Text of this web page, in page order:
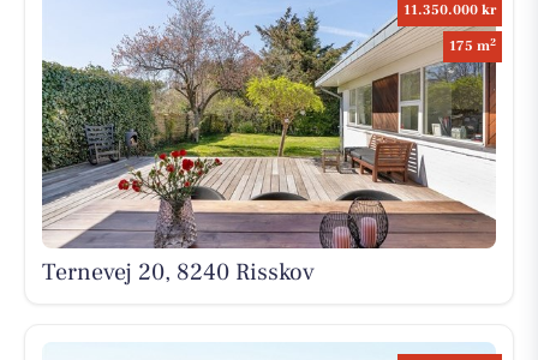
11.350.000 kr
175 m2
Ternevej 20, 8240 Risskov